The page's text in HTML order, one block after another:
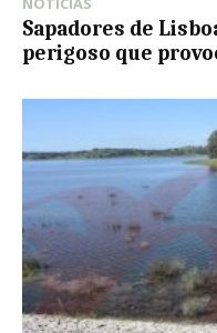
Sapadores de
perigoso que